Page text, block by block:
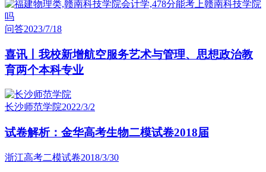
问答2023/7/18
喜讯丨我校新增航空服务艺术与管理、思想政治教
育两个本科专业
长沙师范学院2022/3/2
试卷解析：金华高考生物二模试卷2018届
浙江高考二模试卷2018/3/30